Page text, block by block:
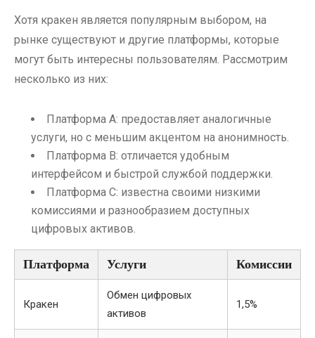
Хотя кракен является популярным выбором, на
рынке существуют и другие платформы, которые
могут быть интересны пользователям. Рассмотрим
несколько из них:
Платформа A: предоставляет аналогичные
услуги, но с меньшим акцентом на анонимность.
Платформа B: отличается удобным
интерфейсом и быстрой службой поддержки.
Платформа C: известна своими низкими
комиссиями и разнообразием доступных
цифровых активов.
Платформа Услуги Комиссии
Кракен
Обмен цифровых
активов
1,5%